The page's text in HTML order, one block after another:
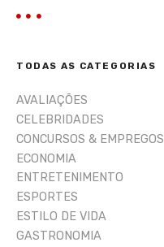
q
s
r
TODAS AS CATEGORIAS
AVALIAÇÕES
CELEBRIDADES
CONCURSOS & EMPREGOS
ECONOMIA
ENTRETENIMENTO
ESPORTES
ESTILO DE VIDA
GASTRONOMIA